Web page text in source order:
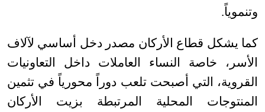
وتنموياً.
كما يشكل قطاع الأركان مصدر دخل أساسي لآلاف
الأسر، خاصة النساء العاملات داخل التعاونيات
القروية، التي أصبحت تلعب دوراً محورياً في تثمين
المنتوجات المحلية المرتبطة بزيت الأركان